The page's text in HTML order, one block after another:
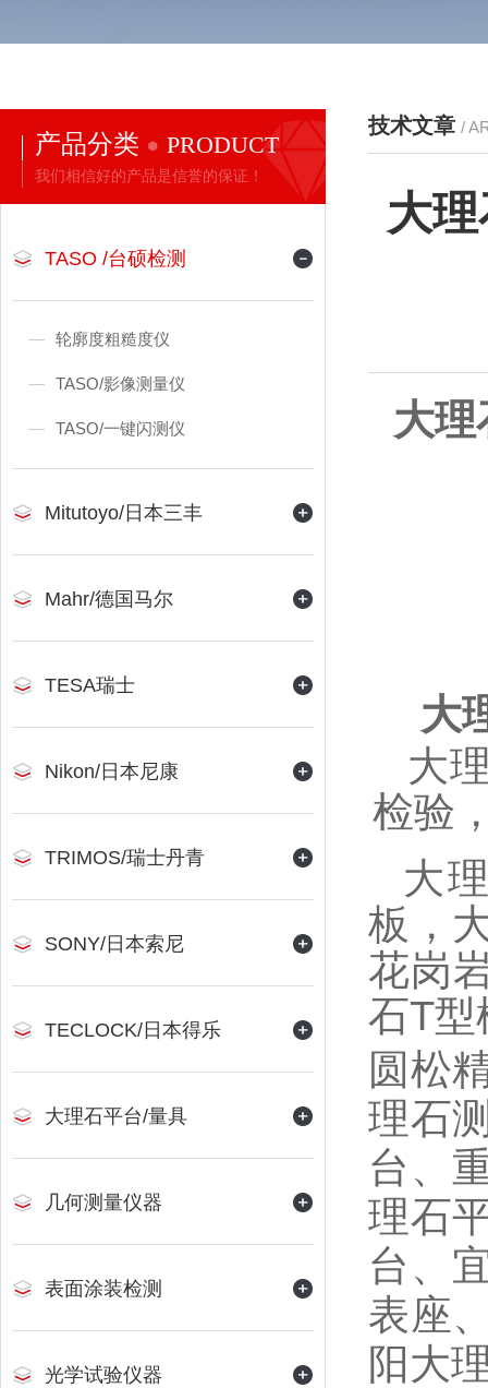
产品分类 PRODUCT
我们相信好的产品是信誉的保证！
TASO /台硕检测
轮廓度粗糙度仪
TASO/影像测量仪
TASO/一键闪测仪
Mitutoyo/日本三丰
Mahr/德国马尔
TESA瑞士
Nikon/日本尼康
TRIMOS/瑞士丹青
SONY/日本索尼
TECLOCK/日本得乐
大理石平台/量具
几何测量仪器
表面涂装检测
光学试验仪器
技术文章 /
大
大
大
大
检验
大
板，
花岗
石T型
圆松
理石
台、
理石
台、
表座
阳大